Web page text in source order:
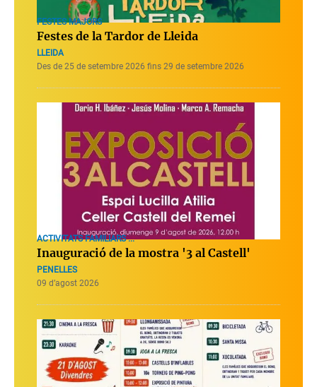
FESTES MAJORS
Festes de la Tardor de Lleida
LLEIDA
Des de 25 de setembre 2026 fins 29 de setembre 2026
ACTIVITATS FAMILIARS ...
Inauguració de la mostra '3 al Castell'
PENELLES
09 d’agost 2026